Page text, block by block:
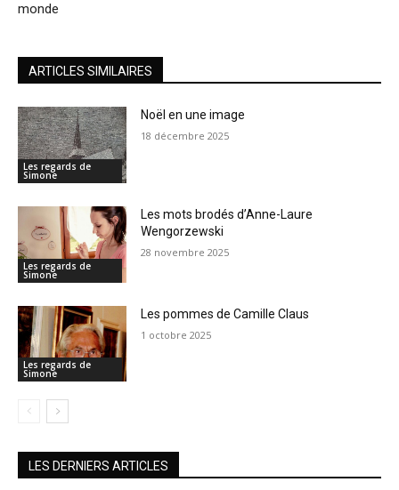
monde
ARTICLES SIMILAIRES
Les regards de
Simone
Noël en une image
18 décembre 2025
Les regards de
Simone
Les mots brodés d’Anne-Laure
Wengorzewski
28 novembre 2025
Les regards de
Simone
Les pommes de Camille Claus
1 octobre 2025
LES DERNIERS ARTICLES